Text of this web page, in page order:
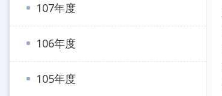
107年度
106年度
105年度